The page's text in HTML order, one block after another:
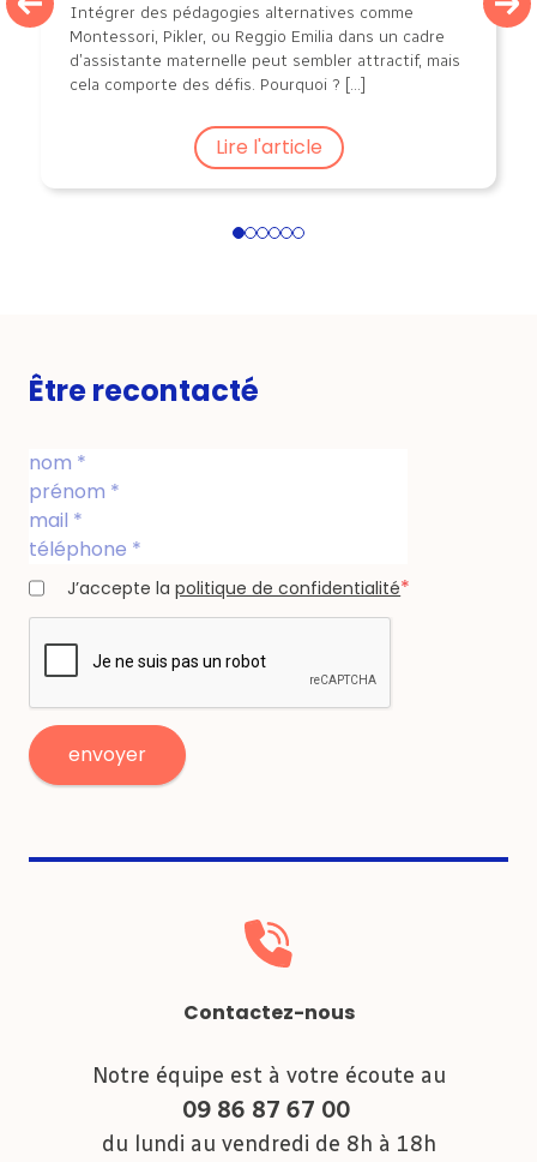
Intégrer des pédagogies alternatives comme
Montessori, Pikler, ou Reggio Emilia dans un cadre
d’assistante maternelle peut sembler attractif, mais
cela comporte des défis. Pourquoi ? [...]
Lire l'article
123456
Être recontacté
J’accepte lapolitique de confidentialité*
Contactez-nous
Notre équipe est à votre écoute au
09 86 87 67 00
du lundi au vendredi de 8h à 18h